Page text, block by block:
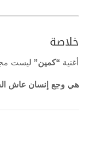
خلاصة
أغنية “كمين” ليست
هي وجع إنسان عاش